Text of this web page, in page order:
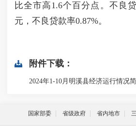
比全市高1.6个百分点。不良
元，不良贷款率0.87%。
附件下载：
2024年1-10月明溪县经济运行情况
国家部委 省级政府 省内地市